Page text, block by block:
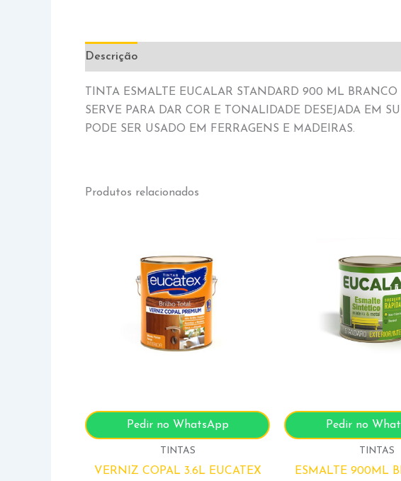
Descrição
TINTA ESMALTE EUCALAR STANDARD 900 ML BRANCO
SERVE PARA DAR COR E TONALIDADE DESEJADA EM
PODE SER USADO EM FERRAGENS E MADEIRAS.
Produtos relacionados
Pedir no WhatsApp
TINTAS
VERNIZ COPAL 3.6L EUCATEX
Pedir no
TINTAS
ESMALTE 900ML